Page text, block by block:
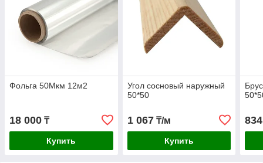
Фольга 50Мкм 12м2
18 000 ₸
Купить
Угол сосновый наружный
50*50
1 067₸/м
Купить
834